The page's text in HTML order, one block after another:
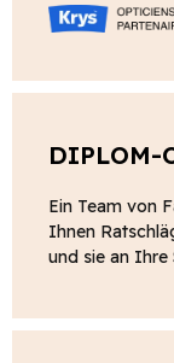
DIPLOM-
Ein Team von
Ihnen
und sie an Ihre